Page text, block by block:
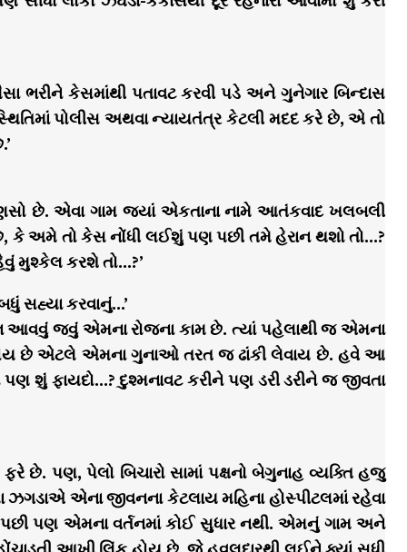
કેસમાંથી પતાવટ કરવી પડે અને ગુનેગાર બિન્દાસ
પોલીસ અથવા ન્યાયતંત્ર કેટલી મદદ કરે છે, એ તો
છે. એવા ગામ જ્યાં એકતાના નામે આતંકવાદ ખલબલી
અમે તો કેસ નોંધી લઈશું પણ પછી તમે હેરાન થશો તો…?
મુશ્કેલ કરશે તો…?’
સહ્યા કરવાનું…’
આવવું જવું એમના રોજના કામ છે. ત્યાં પહેલાથી જ એમના
છે એટલે એમના ગુનાઓ તરત જ ઢાંકી લેવાય છે. હવે આ
શું ફાયદો…? દુશ્મનાવટ કરીને પણ ડરી ડરીને જ જીવતા
છે. પણ, પેલો બિચારો સામાં પક્ષનો બેગુનાહ વ્યક્તિ હજુ
એના જીવનના કેટલાય મહિના હોસ્પીટલમાં રહેવા
પણ એમના વર્તનમાં કોઈ સુધાર નથી. એમનું ગામ અને